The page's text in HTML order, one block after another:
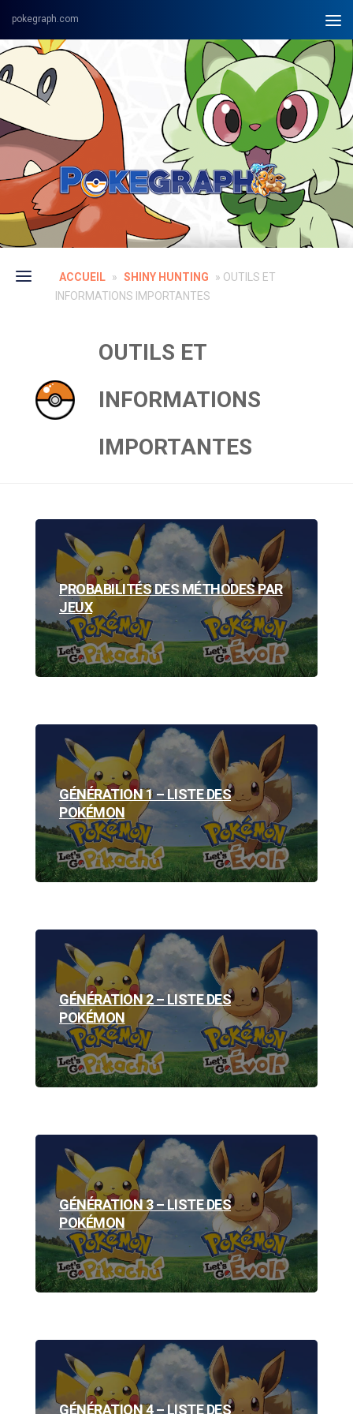
Skip to content
ACCUEIL » SHINY HUNTING » OUTILS ET
INFORMATIONS IMPORTANTES
OUTILS ET
INFORMATIONS
IMPORTANTES
PROBABILITÉS DES MÉTHODES PAR
JEUX
GÉNÉRATION 1 – LISTE DES
POKÉMON
GÉNÉRATION 2 – LISTE DES
POKÉMON
GÉNÉRATION 3 – LISTE DES
POKÉMON
GÉNÉRATION 4 – LISTE DES